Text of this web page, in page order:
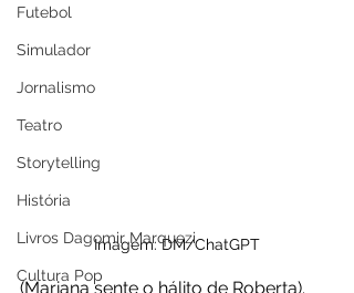
Futebol
Simulador
Jornalismo
Teatro
Storytelling
História
Livros Dagomir Marquezi
Cultura Pop
Imagem: DM/ChatGPT
(Mariana sente o hálito de Roberta).